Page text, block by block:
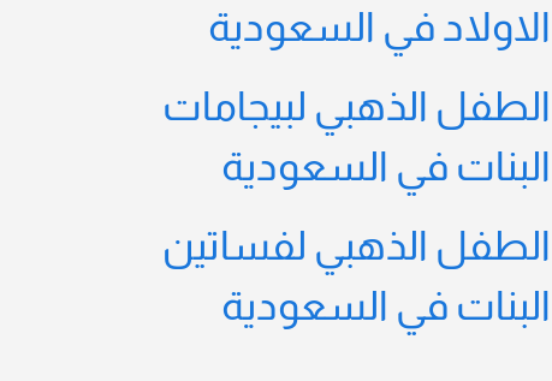
الاولاد في السعودية
الطفل الذهبي لبيجامات
البنات في السعودية
الطفل الذهبي لفساتين
البنات في السعودية